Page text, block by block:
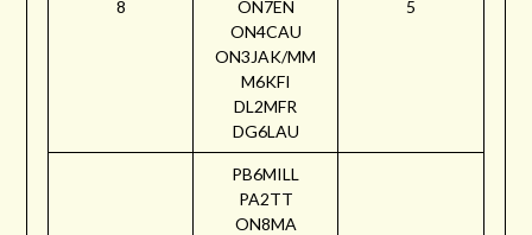
8
ON7EN
ON4CAU
ON3JAK/MM
M6KFI
DL2MFR
DG6LAU
5
PB6MILL
PA2TT
ON8MA